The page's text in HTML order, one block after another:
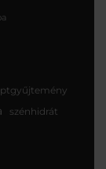
szénhidrát